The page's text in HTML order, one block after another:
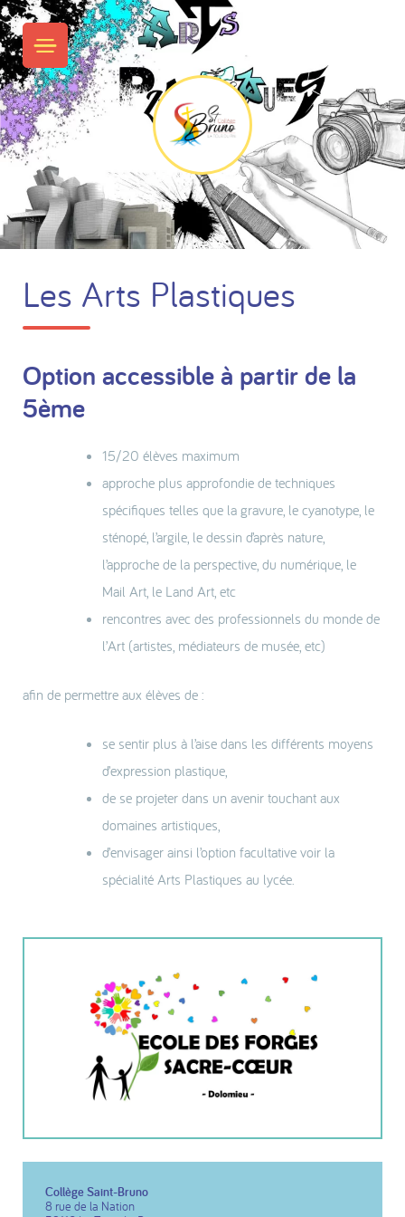
Skip
to
content
PRIMARY MENU
Les Arts Plastiques
Option accessible à partir de la
5ème
15/20 élèves maximum
approche plus approfondie de techniques
spécifiques telles que la gravure, le cyanotype, le
sténopé, l’argile, le dessin d’après nature,
l’approche de la perspective, du numérique, le
Mail Art, le Land Art, etc
rencontres avec des professionnels du monde de
l’Art (artistes, médiateurs de musée, etc)
afin de permettre aux élèves de :
se sentir plus à l’aise dans les différents moyens
d’expression plastique,
de se projeter dans un avenir touchant aux
domaines artistiques,
d’envisager ainsi l’option facultative voir la
spécialité Arts Plastiques au lycée.
Collège Saint-Bruno
8 rue de la Nation